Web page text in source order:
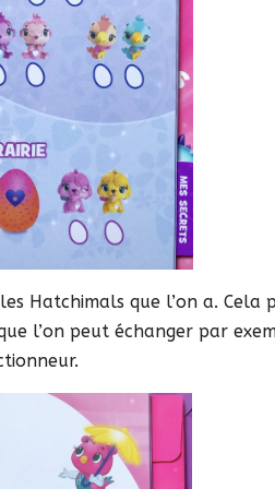
Hatchimals que l’on a. Cela
l’on peut échanger par